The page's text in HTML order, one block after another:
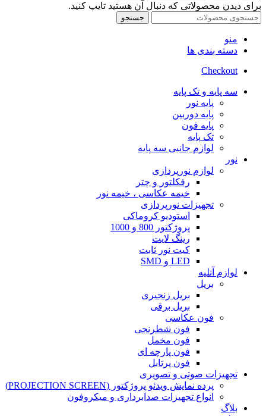
برای دیدن محصولاتی که دنبال آن هستید تایپ کنید.
جستجو
منو
دسته بندی ها
Checkout
سه پایه و تک پایه
پایه نور
پایه دوربین
پایه فون
تک پایه
لوازم جانبی سه پایه
نور
لوازم نورپردازی
رفکلتور و چتر
خیمه عکاسی ، خیمه نور
تجهیزات نورپردازی
استودیو کروماکی
پروژکتور 800 و 1000
رینگ لایت
کیت نور ثابت
LED و SMD
لوازم آتلیه
بریل
بریل زنجیری
بریل برقی
فون عکاسی
فون شطرنجی
فون مخمل
فون پارچه ای
فون پرتابل
تجهیزات صوتی و تصویری
پرده نمایش ویدئو پروژکتور (PROJECTION SCREEN)
انواع تجهیزات صدابرداری و میکروفون
بلاگ